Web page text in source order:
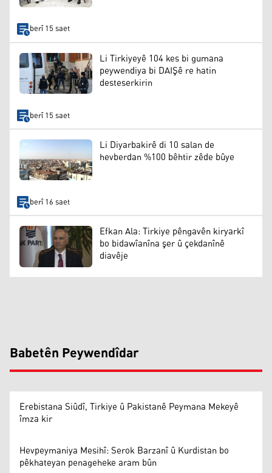
berî 15 saet
Li Tirkiyeyê 104 kes bi gumana
peywendiya bi DAIŞê re hatin
desteserkirin
berî 15 saet
Li Diyarbakirê di 10 salan de
hevberdan %100 bêhtir zêde bûye
berî 16 saet
Efkan Ala: Tirkiye pêngavên kiryarkî
bo bidawîanîna şer û çekdanînê
diavêje
Babetên Peywendîdar
Erebistana Siûdî, Tirkiye û Pakistanê Peymana Mekeyê
îmza kir
Hevpeymaniya Mesihî: Serok Barzanî û Kurdistan bo
pêkhateyan penageheke aram bûn